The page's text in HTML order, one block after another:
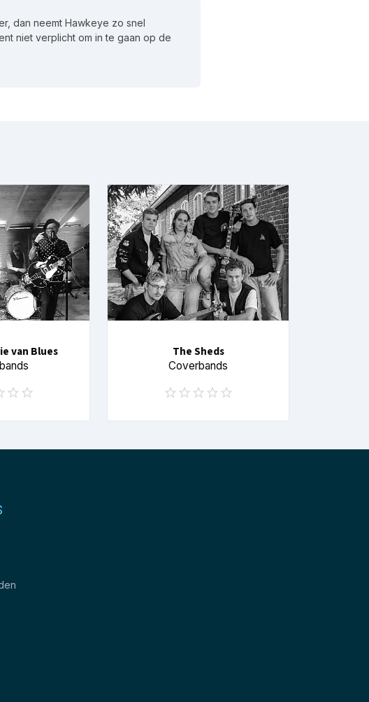
dan neemt Hawkeye zo snel
niet verplicht om in te gaan op de
van Blues The Sheds
Coverbands